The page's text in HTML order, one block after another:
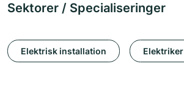
Sektorer / Specialiseringer
Elektrisk installation Elektriker